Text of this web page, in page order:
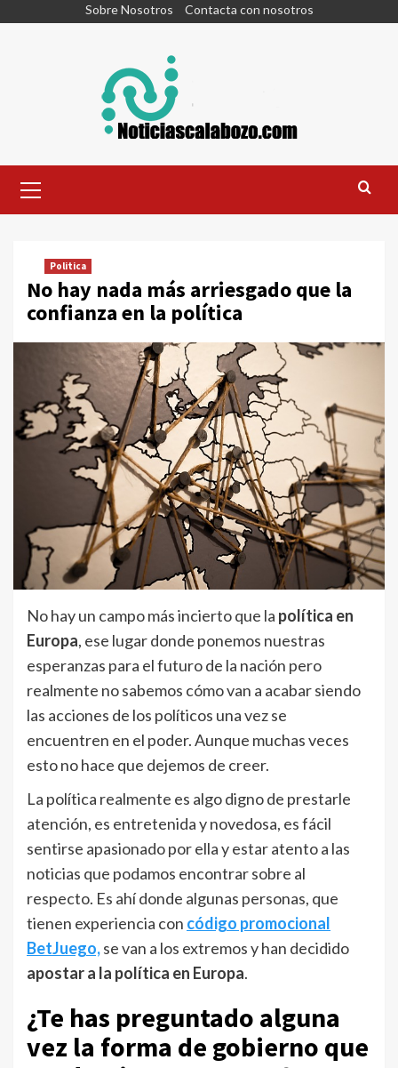
Sobre Nosotros Contacta con nosotros
Menu
Politica
No hay nada más arriesgado que la
confianza en la política
No hay un campo más incierto que la política en
Europa, ese lugar donde ponemos nuestras
esperanzas para el futuro de la nación pero
realmente no sabemos cómo van a acabar siendo
las acciones de los políticos una vez se
encuentren en el poder. Aunque muchas veces
esto no hace que dejemos de creer.
La política realmente es algo digno de prestarle
atención, es entretenida y novedosa, es fácil
sentirse apasionado por ella y estar atento a las
noticias que podamos encontrar sobre al
respecto. Es ahí donde algunas personas, que
tienen experiencia con código promocional
BetJuego,se van a los extremos y han decidido
apostar a la política en Europa.
¿Te has preguntado alguna
vez la forma de gobierno que